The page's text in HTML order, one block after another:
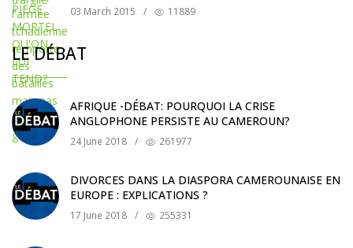
03 March 2015 / 11889
LE DÉBAT
AFRIQUE -DÉBAT: POURQUOI LA CRISE
ANGLOPHONE PERSISTE AU CAMEROUN?
24 June 2018 / 261977
DIVORCES DANS LA DIASPORA CAMEROUNAISE EN
EUROPE : EXPLICATIONS ?
17 June 2018 / 255331